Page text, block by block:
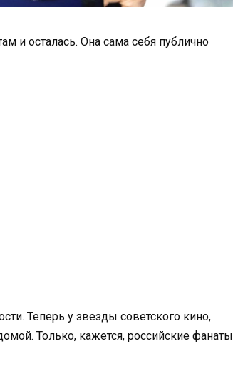
и осталась. Она сама себя публично
Теперь у звезды советского кино,
Только, кажется, российские фанаты